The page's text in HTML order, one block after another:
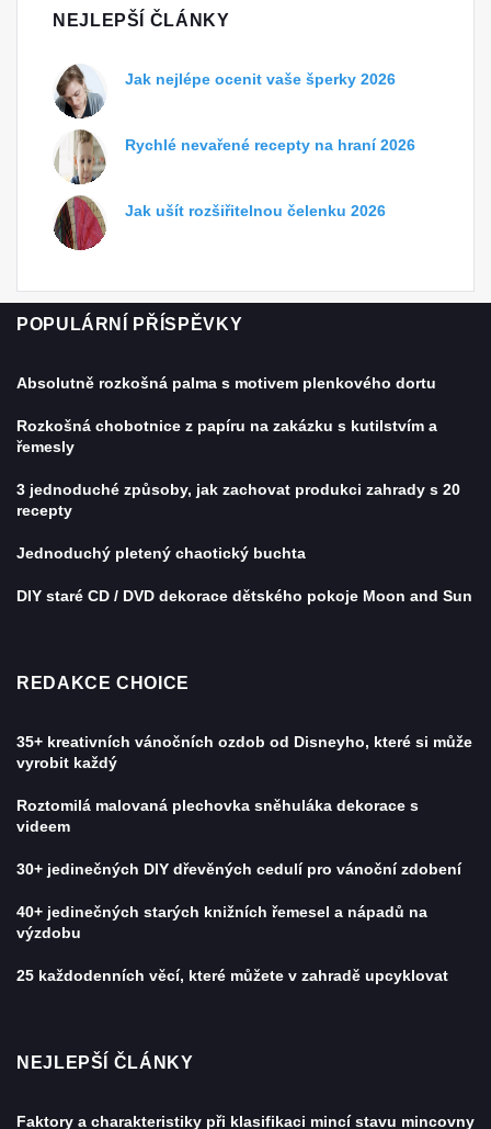
NEJLEPŠÍ ČLÁNKY
Jak nejlépe ocenit vaše šperky 2026
Rychlé nevařené recepty na hraní 2026
Jak ušít rozšiřitelnou čelenku 2026
POPULÁRNÍ PŘÍSPĚVKY
Absolutně rozkošná palma s motivem plenkového dortu
Rozkošná chobotnice z papíru na zakázku s kutilstvím a
řemesly
3 jednoduché způsoby, jak zachovat produkci zahrady s 20
recepty
Jednoduchý pletený chaotický buchta
DIY staré CD / DVD dekorace dětského pokoje Moon and Sun
REDAKCE CHOICE
35+ kreativních vánočních ozdob od Disneyho, které si může
vyrobit každý
Roztomilá malovaná plechovka sněhuláka dekorace s
videem
30+ jedinečných DIY dřevěných cedulí pro vánoční zdobení
40+ jedinečných starých knižních řemesel a nápadů na
výzdobu
25 každodenních věcí, které můžete v zahradě upcyklovat
NEJLEPŠÍ ČLÁNKY
Faktory a charakteristiky při klasifikaci mincí stavu mincovny